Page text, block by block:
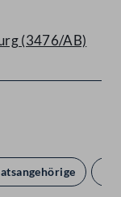
(3476/AB)